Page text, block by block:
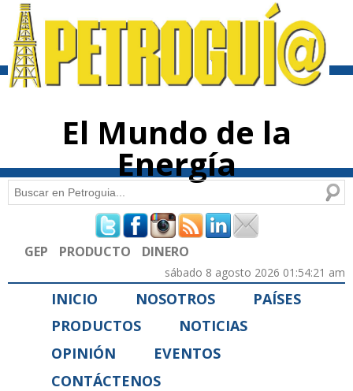
contenido
El Mundo de la
Energía
Formulario de búsqueda
Buscar
GEP PRODUCTO DINERO
sábado 8 agosto 2026 01:54:21 am
INICIO NOSOTROS
PAÍSES
PRODUCTOS
NOTICIAS
OPINIÓN
EVENTOS
CONTÁCTENOS